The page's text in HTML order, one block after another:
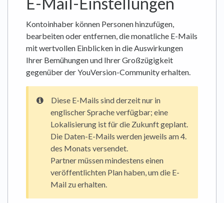
Kontoinhaber können Personen hinzufügen,
bearbeiten oder entfernen, die monatliche E-Mails
mit wertvollen Einblicken in die Auswirkungen
Ihrer Bemühungen und Ihrer Großzügigkeit
gegenüber der YouVersion-Community erhalten.
Diese E-Mails sind derzeit nur in
englischer Sprache verfügbar; eine
Lokalisierung ist für die Zukunft geplant.
Die Daten-E-Mails werden jeweils am 4.
des Monats versendet.
Partner müssen mindestens einen
veröffentlichten Plan haben, um die E-
Mail zu erhalten.